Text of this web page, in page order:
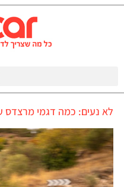
לא נעים: כמה דגמי מרצדס